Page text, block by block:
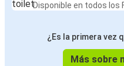
Disponible en todos los
¿Es la primera vez
Más sobre